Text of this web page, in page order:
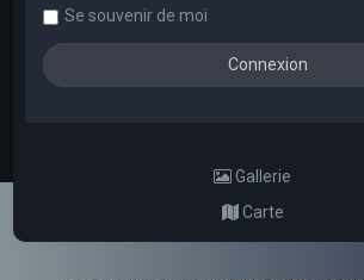
Se souvenir de moi
Gallerie
Carte